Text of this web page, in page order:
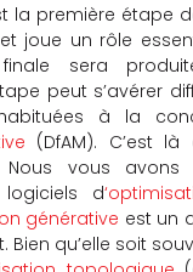
la première étape
et joue un rôle
sera
peut s’avérer
à la
(DfAM). C’est
Nous vous
d
générative est un
Bien qu’elle soit